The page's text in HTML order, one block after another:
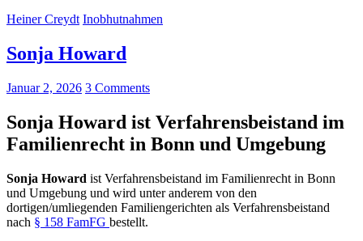
Heiner Creydt Inobhutnahmen
Sonja Howard
Januar 2, 2026 3 Comments
Sonja Howard ist Verfahrensbeistand im
Familienrecht in Bonn und Umgebung
Sonja Howard ist Verfahrensbeistand im Familienrecht in Bonn
und Umgebung und wird unter anderem von den
dortigen/umliegenden Familiengerichten als Verfahrensbeistand
nach § 158 FamFG bestellt.